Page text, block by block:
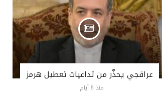
عراقجي يحذّر من تداعيات تعطيل هرمز
منذ 8 أيام